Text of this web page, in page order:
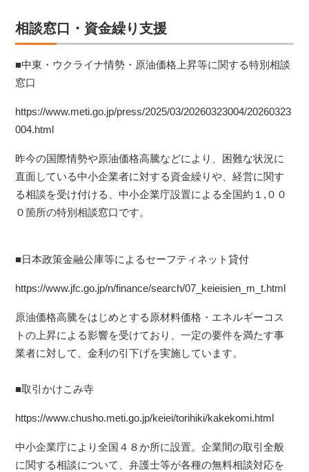
相談窓口・資金繰り支援
■中東・ウクライナ情勢・原油価格上昇等に関する特別相談
窓口
https://www.meti.go.jp/press/2025/03/20260323004/20260323
004.html
昨今の国際情勢や原油価格高騰などにより、 困難な状況に
直面している中小企業者に対する資金繰りや、経営に関す
る相談を受け付ける、中小企業庁設置による全国約１,００
０箇所の特別相談窓口です。
■日本政策金融公庫等によるセーフティネット貸付
https://www.jfc.go.jp/n/finance/search/07_keieisien_m_t.html
原油価格高騰をはじめとする原材料価格・エネルギーコス
トの上昇による影響を受けており、一定の要件を満たす事
業者に対して、金利の引下げを実施しています。
■取引かけこみ寺
https://www.chusho.meti.go.jp/keiei/torihiki/kakekomi.html
中小企業庁により全国４８か所に設置。企業間の取引全般
に関する相談について、弁護士等が各種の無料相談対応を